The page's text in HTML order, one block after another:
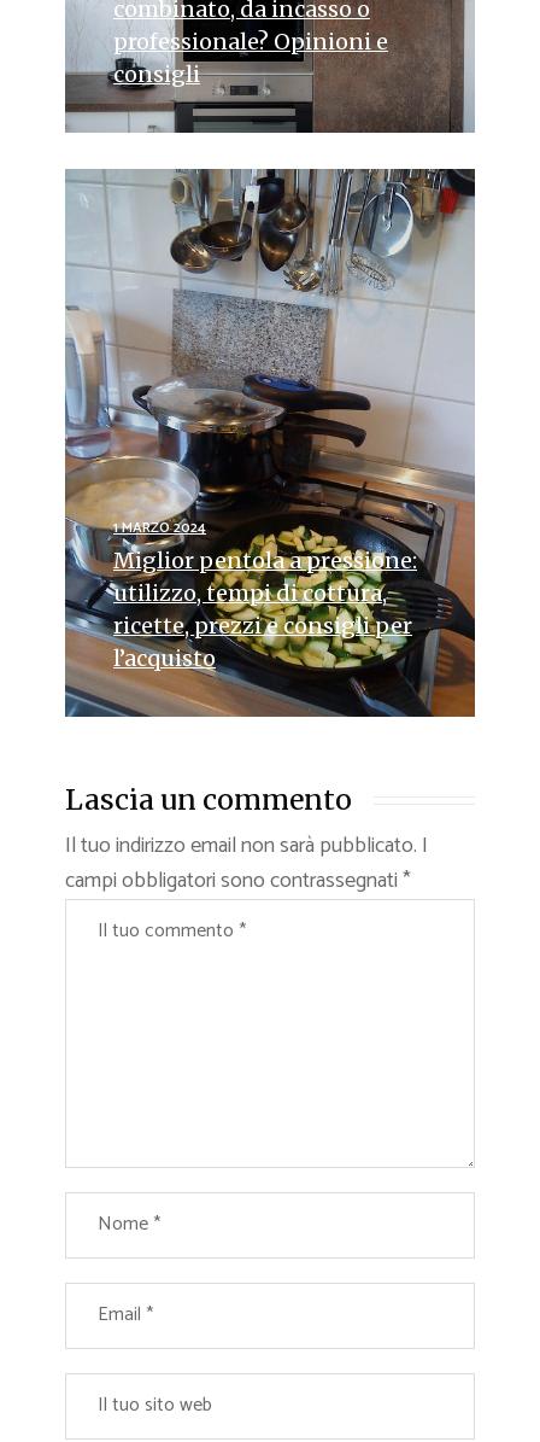
combinato, da incasso o
professionale? Opinioni e
consigli
1 MARZO 2024
Miglior pentola a pressione:
utilizzo, tempi di cottura,
ricette, prezzi e consigli per
l’acquisto
Lascia un commento
Il tuo indirizzo email non sarà pubblicato. I
campi obbligatori sono contrassegnati*